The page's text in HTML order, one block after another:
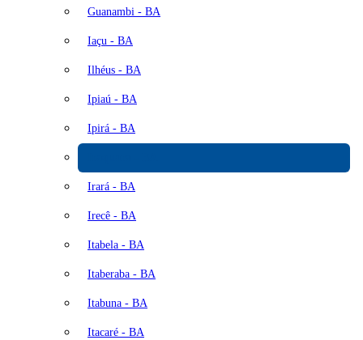
Guanambi - BA
Iaçu - BA
Ilhéus - BA
Ipiaú - BA
Ipirá - BA
Irará - BA
Irecê - BA
Itabela - BA
Itaberaba - BA
Itabuna - BA
Itacaré - BA